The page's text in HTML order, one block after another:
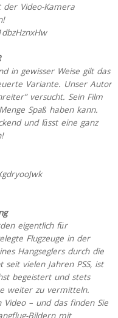
der Video-Kamera
in gewisser Weise gilt das
Variante. Unser Autor
versucht. Sein Film
Spaß haben kann.
und lässt eine ganz
eigentlich für
Flugzeuge in der
Hangseglers durch die
vielen Jahren PSS, ist
begeistert und stets
weiter zu vermitteln.
– und das finden Sie
Bildern mit